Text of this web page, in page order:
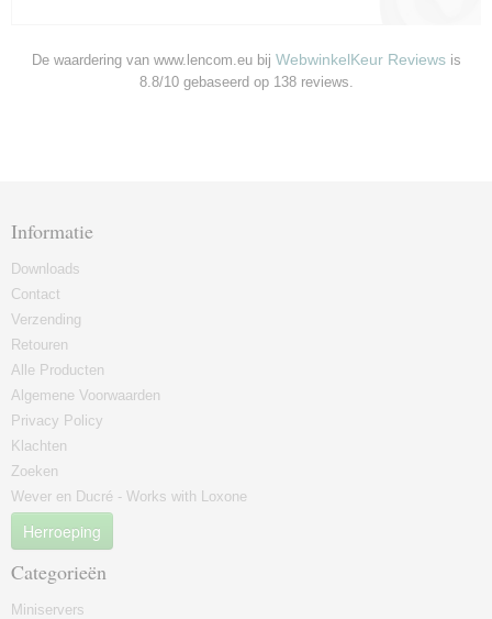
De waardering van www.lencom.eu bij WebwinkelKeur Reviewsis
8.8/10 gebaseerd op 138 reviews.
Informatie
Downloads
Contact
Verzending
Retouren
Alle Producten
Algemene Voorwaarden
Privacy Policy
Klachten
Zoeken
Wever en Ducré - Works with Loxone
Herroeping
Categorieën
Miniservers